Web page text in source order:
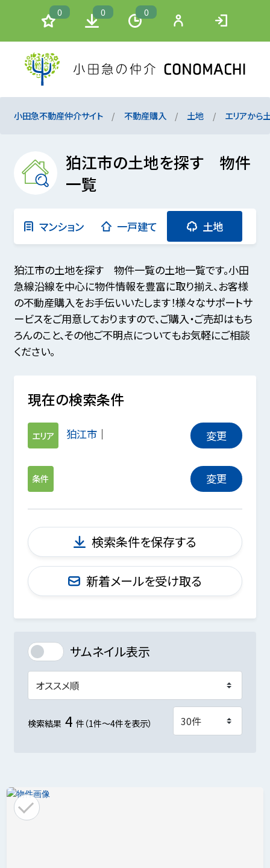
0 0 0
小田急不動産仲介サイト 不動産購入 土地 エリアから
狛江市の土地を探す 物件
一覧
マンション 一戸建て 土地
狛江市の土地を探す 物件一覧の土地一覧です。小田
急線沿線を中心に物件情報を豊富に取り揃え、お客様
の不動産購入をお手伝いいたします！様々なサポートサ
ービスをご用意しておりますので、ご購入・ご売却はもち
ろんのこと、その他ご不明点についてもお気軽にご相談
ください。
現在の検索条件
エリア 狛江市 変更
条件 変更
検索条件を保存する
新着メールを受け取る
サムネイル表示
検索結果 4 件（1件～4件を表示）